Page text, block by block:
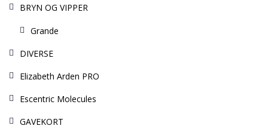
BRYN OG VIPPER
Grande
DIVERSE
Elizabeth Arden PRO
Escentric Molecules
GAVEKORT